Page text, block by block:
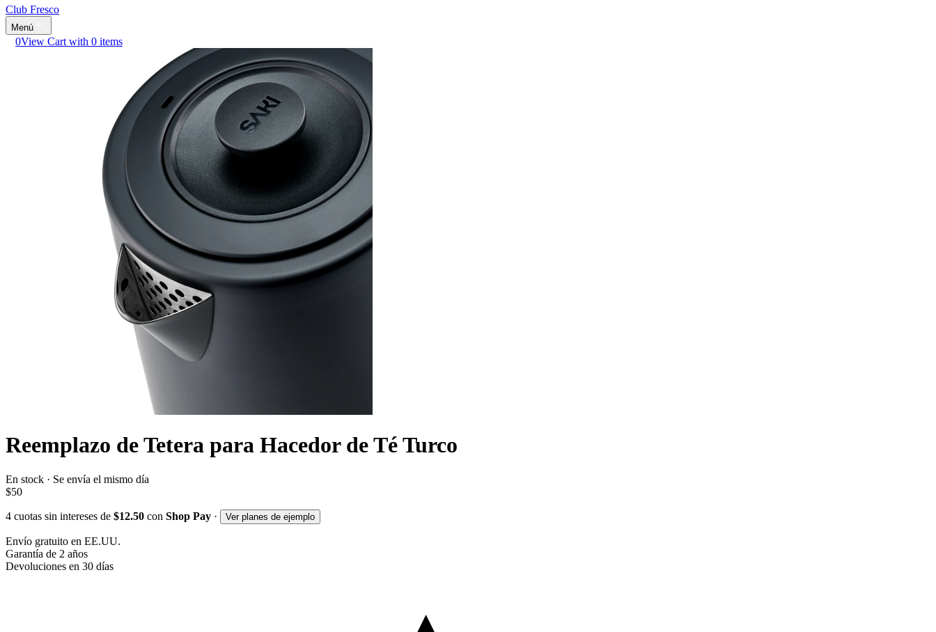
Club Fresco
Menú
0View Cart with 0 items
Reemplazo de Tetera para Hacedor de Té Turco
En stock · Se envía el mismo día
$50
4 cuotas sin intereses de $12.50 con Shop Pay · Ver planes de ejemplo
Envío gratuito en EE.UU.
Garantía de 2 años
Devoluciones en 30 días